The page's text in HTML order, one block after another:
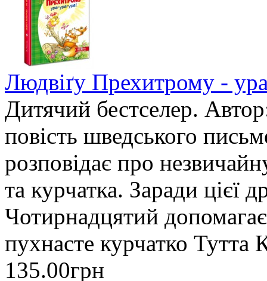
Людвіґу Прехитрому -
Дитячий бестселер.
повість шведського
розповідає про
та курчатка. Заради цієї
Чотирнадцятий
пухнасте курчатко Тутта
135.00грн